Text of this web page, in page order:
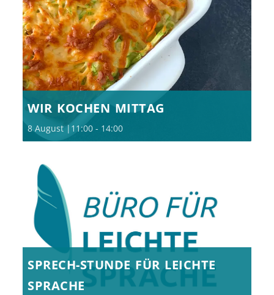
WIR KOCHEN MITTAG
8 August |11:00 - 14:00
SPRECH-STUNDE FÜR LEICHTE
SPRACHE